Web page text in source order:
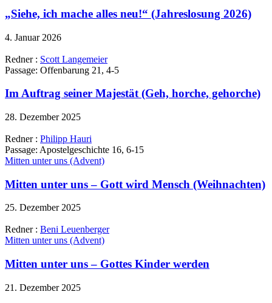
„Siehe, ich mache alles neu!“ (Jahreslosung 2026)
4. Januar 2026
Redner : Scott Langemeier
Passage: Offenbarung 21, 4-5
Im Auftrag seiner Majestät (Geh, horche, gehorche)
28. Dezember 2025
Redner : Philipp Hauri
Passage: Apostelgeschichte 16, 6-15
Mitten unter uns (Advent)
Mitten unter uns – Gott wird Mensch (Weihnachten)
25. Dezember 2025
Redner : Beni Leuenberger
Mitten unter uns (Advent)
Mitten unter uns – Gottes Kinder werden
21. Dezember 2025